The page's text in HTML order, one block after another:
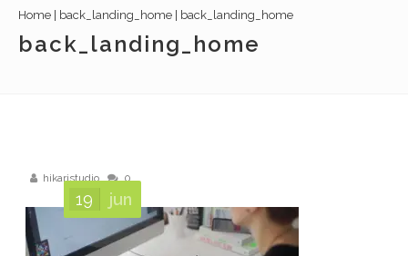
Home back_landing_home back_landing_home
back_landing_home
hikaristudio 0
19 jun